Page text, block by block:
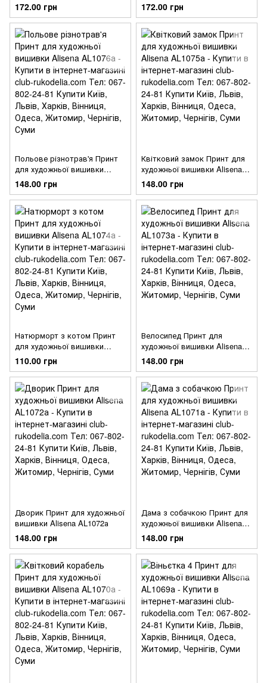
172.00 грн AL1077а
172.00 грн
Польове різнотрав'я Принт
для художньої вишивки
Alisena AL1076а
148.00 грн
Квітковий замок Принт для
художньої вишивки Alisena
AL1075а
148.00 грн
Натюрморт з котом Принт
для художньої вишивки
Alisena AL1074а
110.00 грн
Велосипед Принт для
художньої вишивки Alisena
AL1073а
148.00 грн
Дворик Принт для художньої
вишивки Alisena AL1072а
148.00 грн
Дама з собачкою Принт для
художньої вишивки Alisena
AL1071а
148.00 грн